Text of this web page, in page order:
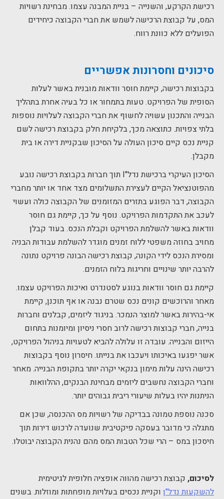
רכישת הקרקע, והשנייה – בניית המבנה עצמו. מבחינת רשויות
המס, על קבוצת הרכישה לשמש את חברי הקבוצה כיחידים
הפועלים ללא כוונת רווח.
סיכונים וחסרונות אפשריים
בקבוצות רכישה, קיימת חוסר וודאות מובנית באשר לעלות
הסופית של הפרויקט. טעות בתמחור או כל בעיה אחרת בתהליך
הבנייה והתכנון עשויה לחשוף את חברי הקבוצה לעלויות נוספות
בלתי צפויות. כתוצאה מכך, בלקיחת חלק בקבוצת רכישה לשם
קניית נכס קיים סיכון העולה על הסיכון שבקניית דירה או בית
מקבלן.
הסיכון העיקרי ברכישת נדל"I תוך חברות בקבוצת רכישה נובע
מהפוטנציאל הקיים לעצירת התשלומים מצד אחד או יותר מחברי
הקבוצה, דבר הפוגע בתזרים המזומנים של הקבוצה כולה ועשוי
לעכב את התקדמות הפרויקט. נוסף על כך, קיימת גם חוסר
וודאות באשר להשלמת הפרויקט וקבלת הנכס. בעוד קבלן
מחויב בחוזה משפטי ללוח זמנים מוגדר להשלמת עבודות הבניה
ומסירת הנכס לידי הקונה, קבוצת רכישה הבונה פרויקט נתונה
להרבה יותר שינויים וחריגות בלוח הזמנים.
קיימת גם חוסר וודאות בנוגע לסטנדרט ואיכות הפרויקט עצמו.
מאחר והרוכשים קונים נכס שטרם נבנה או אף תוכנן, קיימת
אי-בהירות באשר למוצר הנמכר. בניגוד ליזמים, קבלנים וחברות
בנייה, חברי קבוצות רכישה לרוב חסרי ניסיון ומיומנות בתחום
הייזום והבנייה. עובדה זו עלולה להביא לטעויות בניהול הפרויקט,
אשר יפגעו באיכותו ויעכבו את בנייתו. חיסרון נוסף בקבוצות
רכישה הינה עלות מימון בנקאי יקרה יותר בתקופת הבנייה. מאחר
וחברי הקבוצה נחשבים ליזמים מבחינת הבנקים, ההלוואות
הניתנות יהיו בעלות שיעורי ריבית גבוהים יותר.
סכנה נוספת טמונה בבדיקה של רשויות מס ההכנסה, שכן אם
מתגלה כי מדובר בעסקה פיקטיבית שנועדה לרכוש דירות תוך
חיסכון במס – הרי שכל הטבות המס מהם נהנית הקבוצה יבוטלו.
לסיכום, קבוצת רכישה מהווה אופציה חלופית לגיטימית
להשקעות נדל"ן וקניית נכסים בעלויות מופחתות ומוזלות. בשנים